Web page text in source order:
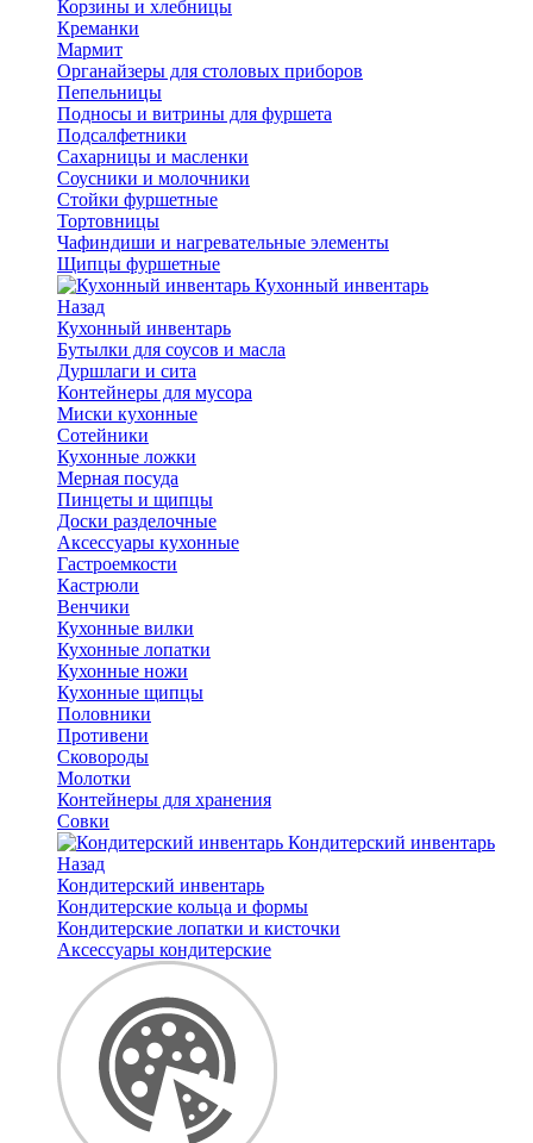
Корзины и хлебницы
Креманки
Мармит
Органайзеры для столовых приборов
Пепельницы
Подносы и витрины для фуршета
Подсалфетники
Сахарницы и масленки
Соусники и молочники
Стойки фуршетные
Тортовницы
Чафиндиши и нагревательные элементы
Щипцы фуршетные
Кухонный инвентарь
Назад
Кухонный инвентарь
Бутылки для соусов и масла
Дуршлаги и сита
Контейнеры для мусора
Миски кухонные
Сотейники
Кухонные ложки
Мерная посуда
Пинцеты и щипцы
Доски разделочные
Аксессуары кухонные
Гастроемкости
Кастрюли
Венчики
Кухонные вилки
Кухонные лопатки
Кухонные ножи
Кухонные щипцы
Половники
Противени
Сковороды
Молотки
Контейнеры для хранения
Совки
Кондитерский инвентарь
Назад
Кондитерский инвентарь
Кондитерские кольца и формы
Кондитерские лопатки и кисточки
Аксессуары кондитерские